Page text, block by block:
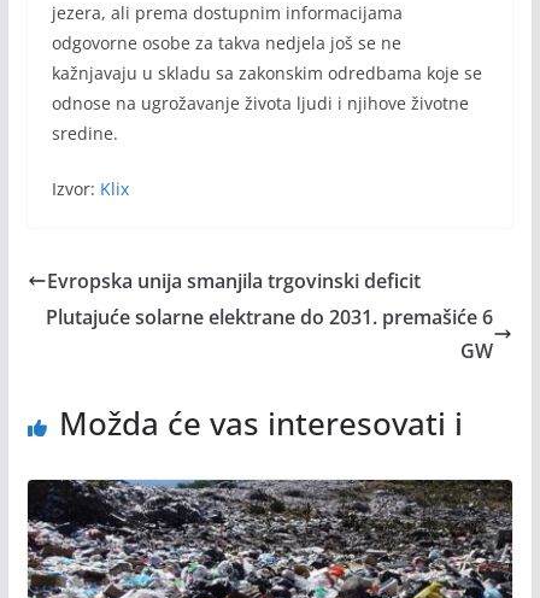
jezera, ali prema dostupnim informacijama
odgovorne osobe za takva nedjela još se ne
kažnjavaju u skladu sa zakonskim odredbama koje se
odnose na ugrožavanje života ljudi i njihove životne
sredine.
Izvor: Klix
Evropska unija smanjila trgovinski deficit
Plutajuće solarne elektrane do 2031. premašiće 6
GW
Možda će vas interesovati i